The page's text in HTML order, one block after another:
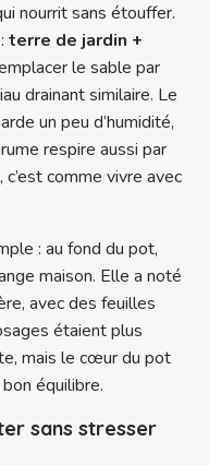
nourrit sans étouffer.
terre de jardin +
le sable par
drainant similaire. Le
un peu d’humidité,
respire aussi par
comme vivre avec
: au fond du pot,
maison. Elle a noté
avec des feuilles
étaient plus
mais le cœur du pot
équilibre.
sans stresser